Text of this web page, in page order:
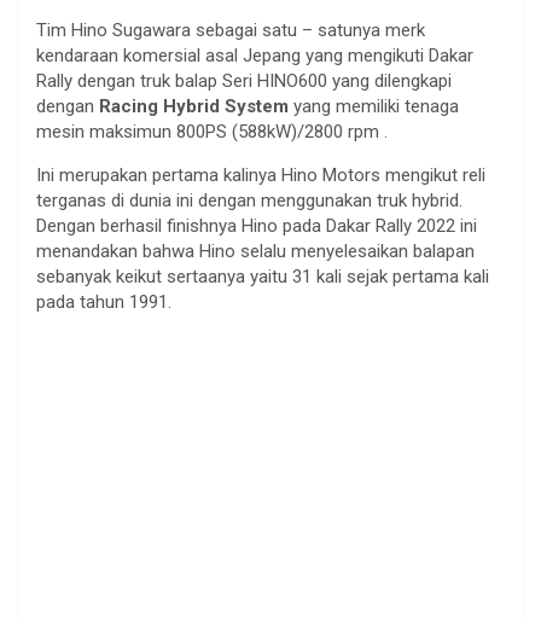
Tim Hino Sugawara sebagai satu – satunya merk
kendaraan komersial asal Jepang yang mengikuti Dakar
Rally dengan truk balap Seri HINO600 yang dilengkapi
dengan Racing Hybrid System yang memiliki tenaga
mesin maksimun 800PS (588kW)/2800 rpm .
Ini merupakan pertama kalinya Hino Motors mengikut reli
terganas di dunia ini dengan menggunakan truk hybrid.
Dengan berhasil finishnya Hino pada Dakar Rally 2022 ini
menandakan bahwa Hino selalu menyelesaikan balapan
sebanyak keikut sertaanya yaitu 31 kali sejak pertama kali
pada tahun 1991.